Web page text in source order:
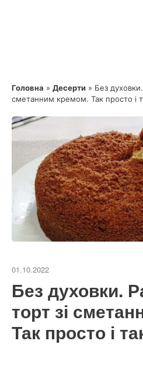
Головна » Десерти » Без
сметанним кремом. Так просто і
01.10.2022
Без духовки.
торт зі
Так просто і